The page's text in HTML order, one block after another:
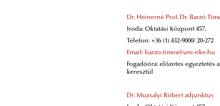
Dr. Heinerné Prof. Dr. Barzó
Iroda: Oktatási Központ 457.
Telefon: +36 (1) 432-9000/ 20-272
Email: barzo.timea@uni-nke.hu
Fogadóóra: előzetes egyeztetés
keresztül
Dr. Muzsalyi Róbert adjunktus